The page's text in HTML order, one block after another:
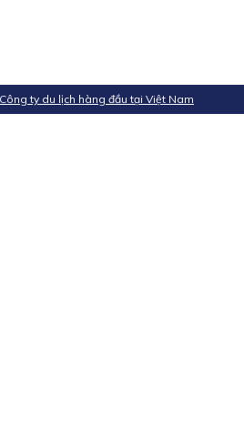
ty du lịch hàng đầu tại Việt Nam